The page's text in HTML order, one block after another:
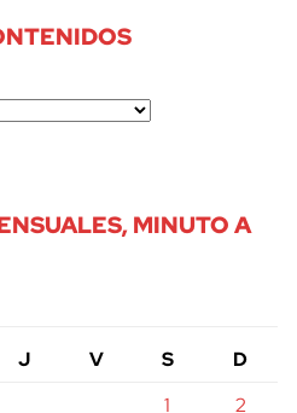
MINUTO A
J V S
D
1
2